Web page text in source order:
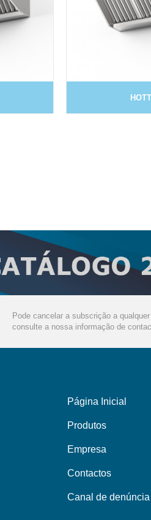
Pode cancelar a subscrição a
consulte a nossa informação de
Página Inicial
Produtos
Empresa
Contactos
Canal de denúncia